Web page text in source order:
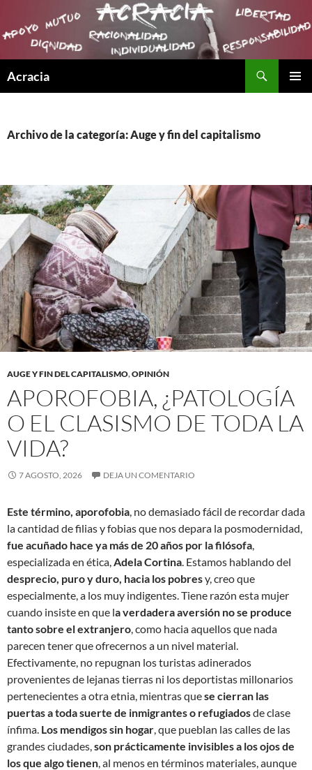
Acracia
Archivo de la categoría: Auge y fin del capitalismo
AUGE Y FIN DEL CAPITALISMO,OPINIÓN
APOROFOBIA, ¿PATOLOGÍA
O EL CLASISMO DE TODA LA
VIDA?
7 AGOSTO, 2026 DEJA UN COMENTARIO
Este término, aporofobia, no demasiado fácil de recordar dada
la cantidad de filias y fobias que nos depara la posmodernidad,
fue acuñado hace ya más de 20 años por la filósofa,
especializada en ética,Adela Cortina. Estamos hablando del
desprecio, puro y duro, hacia los pobresy, creo que
especialmente, a los muy indigentes. Tiene razón esta mujer
cuando insiste en que la verdadera aversión no se produce
tanto sobre el extranjero, como hacia aquellos que nada
parecen tener que ofrecernos a un nivel material.
Efectivamente, no repugnan los turistas adinerados
provenientes de lejanas tierras ni los deportistas millonarios
pertenecientes a otra etnia, mientras quese cierran las
puertas a toda suerte de inmigrantes o refugiadosde clase
ínfima. Los mendigos sin hogar, que pueblan las calles de las
grandes ciudades,son prácticamente invisibles a los ojos de
los que algo tienen, al menos en términos materiales, aunque